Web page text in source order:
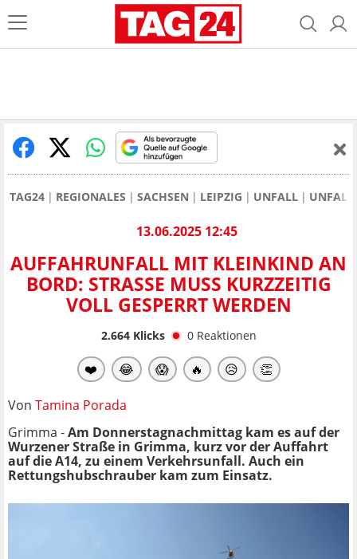
TAG24 REGIONALES SACHSEN LEIPZIG UNFALL UNFALL
13.06.2025 12:45
AUFFAHRUNFALL MIT KLEINKIND AN
BORD: STRASSE MUSS KURZZEITIG V
OLL GESPERRT WERDEN
2.664Klicks 0 Reaktionen
❤️ 😂 😱 🔥 😥 👏
Von Tamina Porada
Grimma -Am Donnerstagnachmittag kam es auf der
Wurzener Straße in Grimma, kurz vor der Auffahrt
auf die A14, zu einem Verkehrsunfall. Auch ein
Rettungshubschrauber kam zum Einsatz.